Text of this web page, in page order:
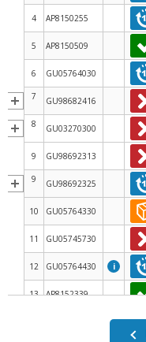
4 AP8150255
5 AP8150509
6 GU05764030
7 GU98682416
8 GU03270300
9 GU98692313
9 GU98692325
10 GU05764330
11 GU05745730
12 GU05764430 i
13 AP8152339